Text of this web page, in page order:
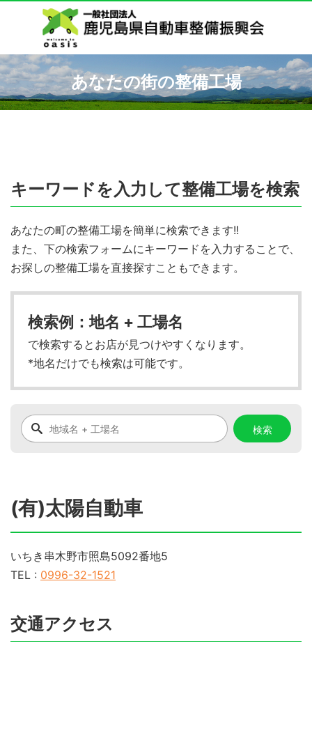
あなたの街の整備工場
キーワードを入力して整備工場を検索
あなたの町の整備工場を簡単に検索できます!!
また、下の検索フォームにキーワードを入力することで、
お探しの整備工場を直接探すこともできます。
検索例：地名 + 工場名
で検索するとお店が見つけやすくなります。
*地名だけでも検索は可能です。
(有)太陽自動車
いちき串木野市照島5092番地5
TEL : 0996-32-1521
交通アクセス